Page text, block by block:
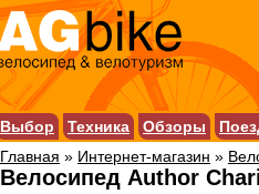
Выбор Техника Обзоры
Главная » Интернет-магазин »
Велосипед Author